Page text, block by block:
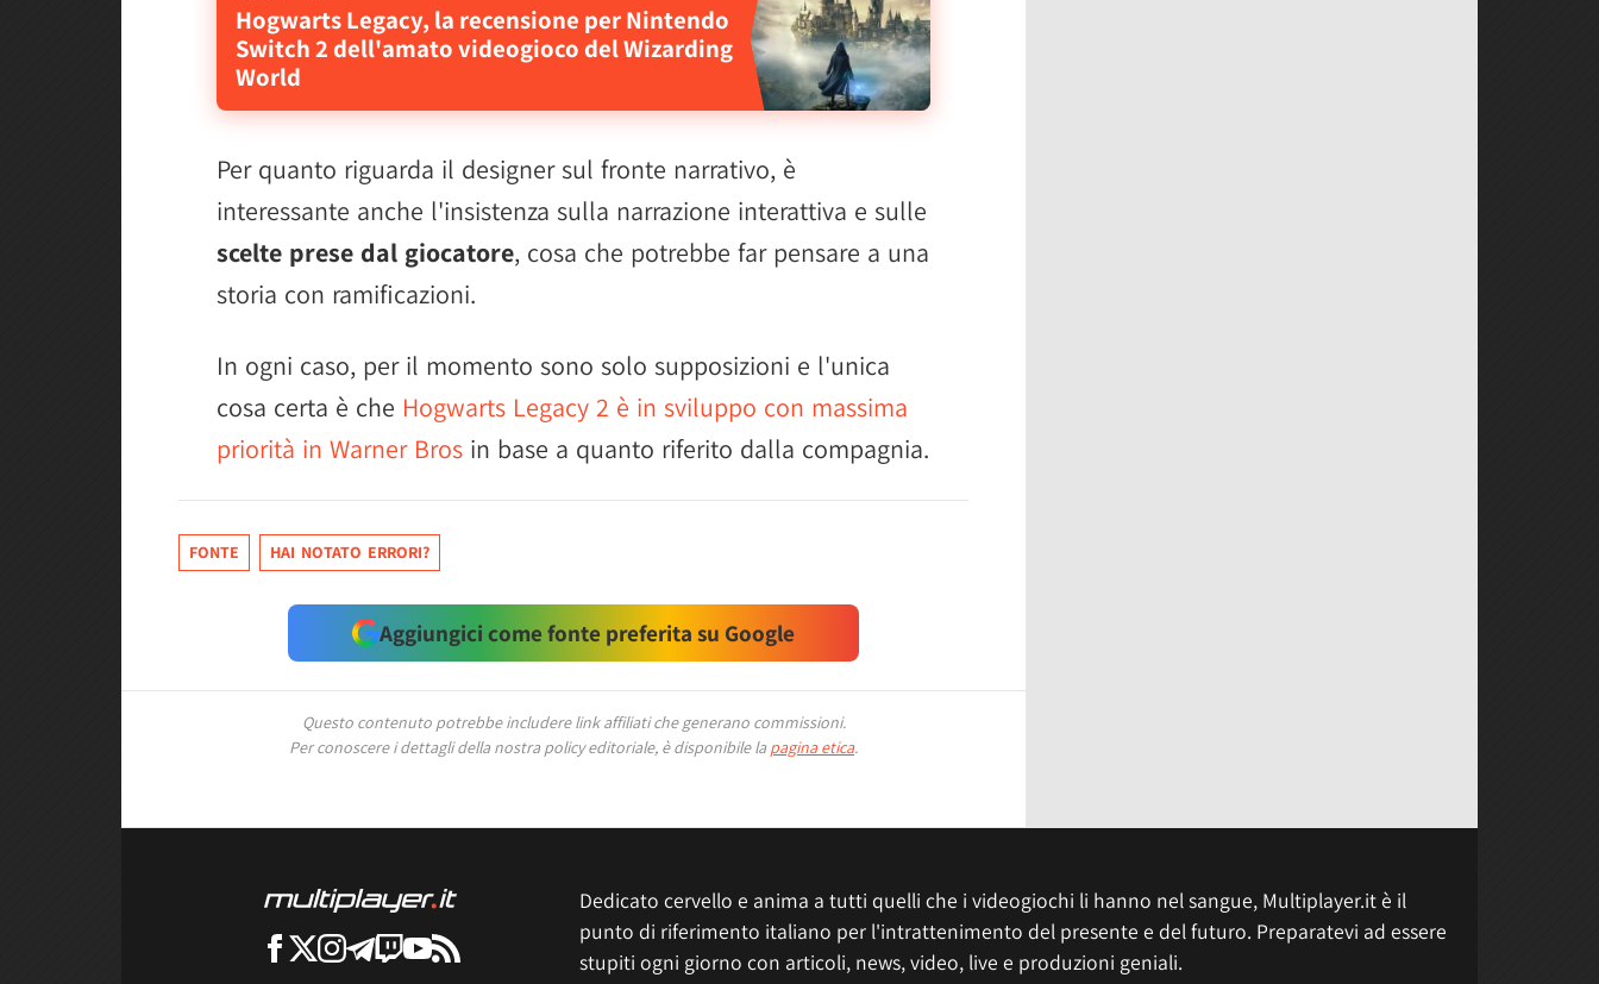
Hogwarts Legacy, la recensione per Nintendo
Switch 2 dell'amato videogioco del Wizarding
World
Per quanto riguarda il designer sul fronte narrativo, è
interessante anche l'insistenza sulla narrazione interattiva e sulle
scelte prese dal giocatore, cosa che potrebbe far pensare a una
storia con ramificazioni.
In ogni caso, per il momento sono solo supposizioni e l'unica
cosa certa è che Hogwarts Legacy 2 è in sviluppo con massima
priorità in Warner Bros in base a quanto riferito dalla compagnia.
FONTE HAI NOTATO ERRORI?
Aggiungici come fonte preferita su Google
Questo contenuto potrebbe includere link affiliati che generano commissioni.
Per conoscere i dettagli della nostra policy editoriale, è disponibile la pagina etica.
Dedicato cervello e anima a tutti quelli che i videogiochi li hanno nel sangue, Multiplayer.it è il
punto di riferimento italiano per l'intrattenimento del presente e del futuro. Preparatevi ad essere
stupiti ogni giorno con articoli, news, video, live e produzioni geniali.